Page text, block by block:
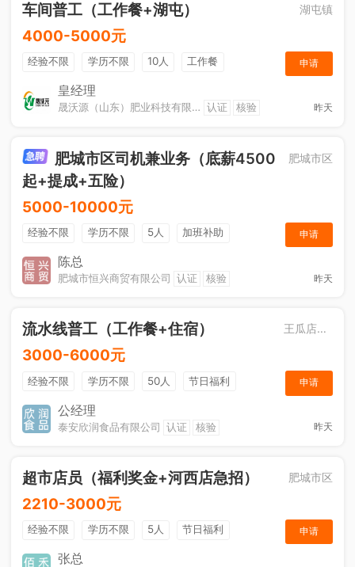
车间普工（工作餐+湖屯） 湖屯镇
4000-5000元
经验不限 学历不限 10人
工作餐
奖励计划
节日福利
申请
皇经理
晟沃源（山东）肥业科技有限公司 认证 核验 昨天
肥城市区司机兼业务（底薪4500
起+提成+五险）
肥城市区
5000-10000元
经验不限 学历不限 5人
加班补助
综合补贴
社保五险
申请
陈总
肥城市恒兴商贸有限公司 认证 核验 昨天
流水线普工（工作餐+住宿） 王瓜店街道
3000-6000元
经验不限 学历不限 50人
节日福利
工作餐
申请
公经理
泰安欣润食品有限公司 认证 核验 昨天
超市店员（福利奖金+河西店急招） 肥城市区
2210-3000元
经验不限 学历不限 5人
节日福利
综合补贴
申请
张总